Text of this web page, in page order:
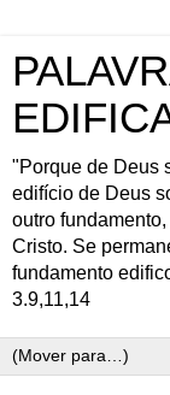
"Porque de Deus
edifício de Deus
outro
Cristo. Se
fundamento
3.9,11,14